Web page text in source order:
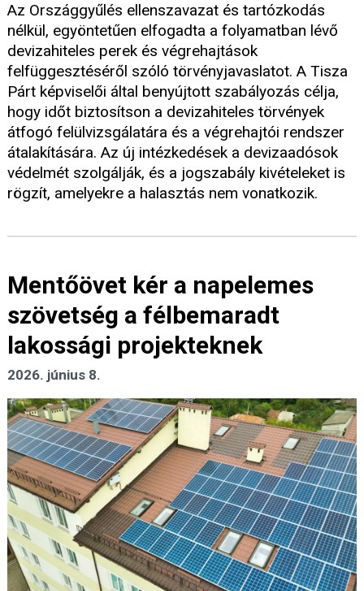
Az Országgyűlés ellenszavazat és tartózkodás
nélkül, egyöntetűen elfogadta a folyamatban lévő
devizahiteles perek és végrehajtások
felfüggesztéséről szóló törvényjavaslatot. A Tisza
Párt képviselői által benyújtott szabályozás célja,
hogy időt biztosítson a devizahiteles törvények
átfogó felülvizsgálatára és a végrehajtói rendszer
átalakítására. Az új intézkedések a devizaadósok
védelmét szolgálják, és a jogszabály kivételeket is
rögzít, amelyekre a halasztás nem vonatkozik.
Mentőövet kér a napelemes
szövetség a félbemaradt
lakossági projekteknek
2026. június 8.